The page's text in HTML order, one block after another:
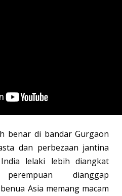
benar di bandar Gurgaon
dan perbezaan jantina
lelaki lebih diangkat
dianggap
Asia memang macam